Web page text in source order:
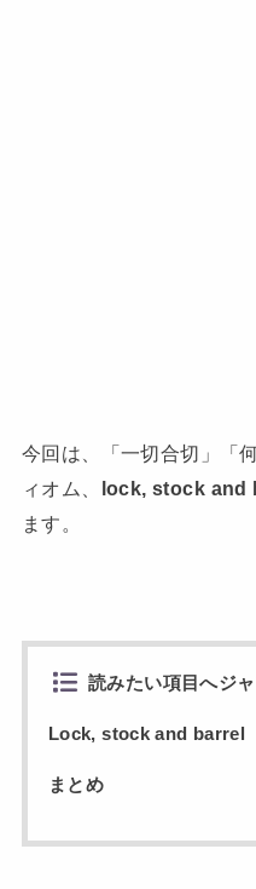
今回は、「一切合切」「
ィオム、 lock, stock and
ます。
読みたい項目へジ
Lock, stock and barrel
まとめ